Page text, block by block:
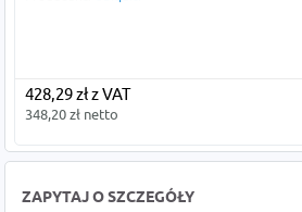
428,29 zł z VAT
348,20 zł netto
ZAPYTAJ O SZCZEGÓŁY